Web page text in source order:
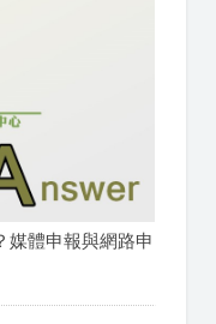
媒體申報與網路申